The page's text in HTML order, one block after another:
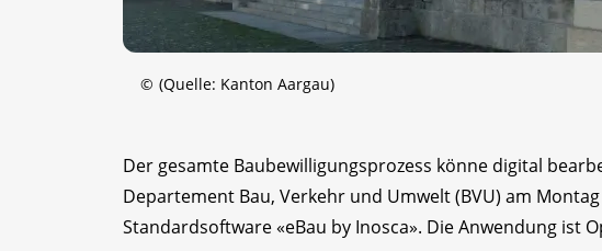
© (Quelle: Kanton Aargau)
Der gesamte Baubewilligungsprozess könne digital
Departement Bau, Verkehr und Umwelt (BVU) am
Standardsoftware «eBau by Inosca». Die Anwendung ist